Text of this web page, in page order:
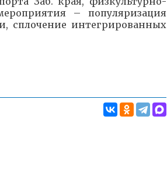
– популяризация
сплочение интегрированных